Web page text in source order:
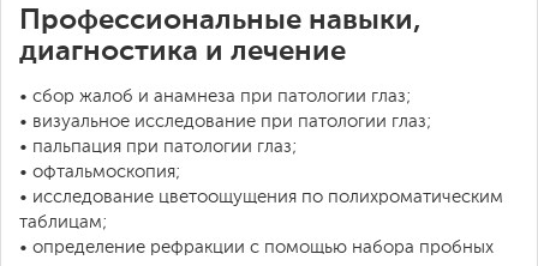
Профессиональные навыки,
диагностика и лечение
• сбор жалоб и анамнеза при патологии глаз;
• визуальное исследование при патологии глаз;
• пальпация при патологии глаз;
• офтальмоскопия;
• исследование цветоощущения по полихроматическим
таблицам;
• определение рефракции с помощью набора пробных